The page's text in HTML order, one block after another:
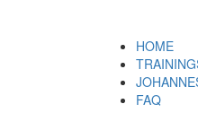
HOME
FAQ